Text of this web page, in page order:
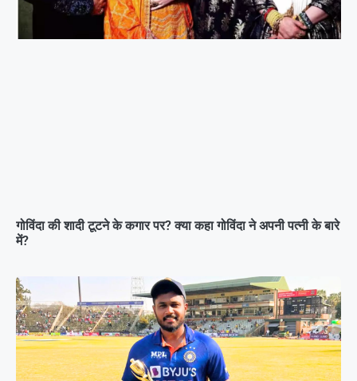
गोविंदा की शादी टूटने के कगार पर? क्या कहा गोविंदा ने अपनी पत्नी के बारे
में?